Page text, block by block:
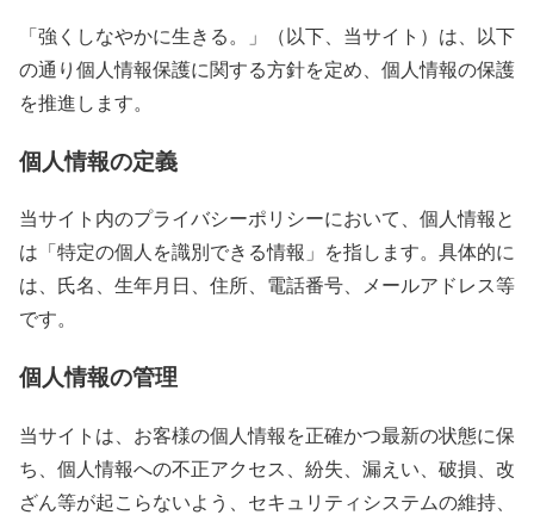
「強くしなやかに生きる。」（以下、当サイト）は、以下
の通り個人情報保護に関する方針を定め、個人情報の保護
を推進します。
個人情報の定義
当サイト内のプライバシーポリシーにおいて、個人情報と
は「特定の個人を識別できる情報」を指します。具体的に
は、氏名、生年月日、住所、電話番号、メールアドレス等
です。
個人情報の管理
当サイトは、お客様の個人情報を正確かつ最新の状態に保
ち、個人情報への不正アクセス、紛失、漏えい、破損、改
ざん等が起こらないよう、セキュリティシステムの維持、